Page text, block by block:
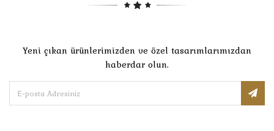
Yeni çıkan ürünlerimizden ve özel tasarımlarımızdan
haberdar olun.